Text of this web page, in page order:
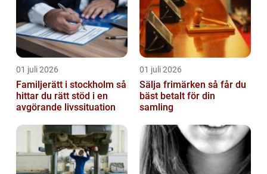
01 juli 2026
Familjerätt i stockholm så
hittar du rätt stöd i en
avgörande livssituation
01 juli 2026
Sälja frimärken så får du
bäst betalt för din
samling